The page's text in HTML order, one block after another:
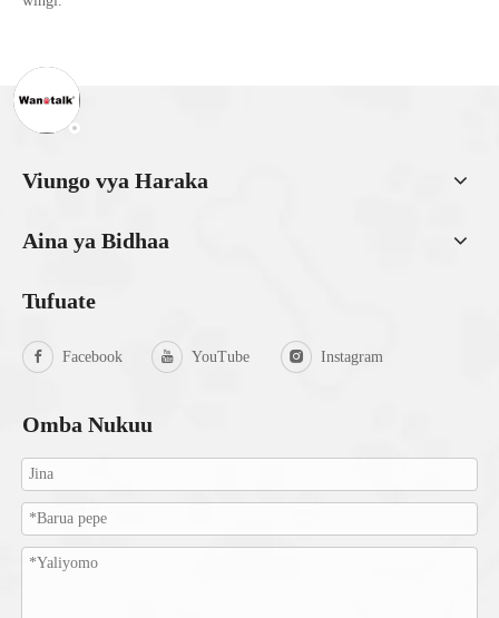
Viungo vya Haraka
Aina ya Bidhaa
Tufuate
Facebook YouTube Instagram
Omba Nukuu